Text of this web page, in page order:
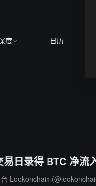
度 日历
日录得 BTC 净流
Lookonchain